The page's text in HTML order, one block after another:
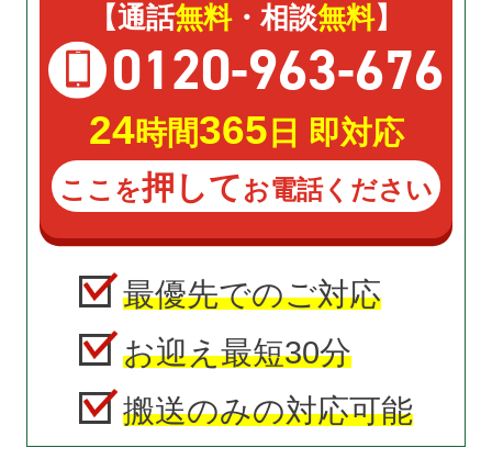
【通話無料・相談無料】
0120-963-676
24時間365 日 即対応
ここを押してお電話ください
最優先でのご対応
お迎え最短30分
搬送のみの対応可能